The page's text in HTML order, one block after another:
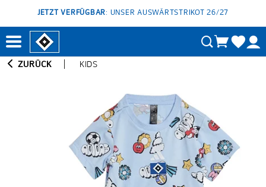
JETZT VERFÜGBAR: UNSER AUSWÄRTSTRIKOT 26/27
ZURÜCK KIDS